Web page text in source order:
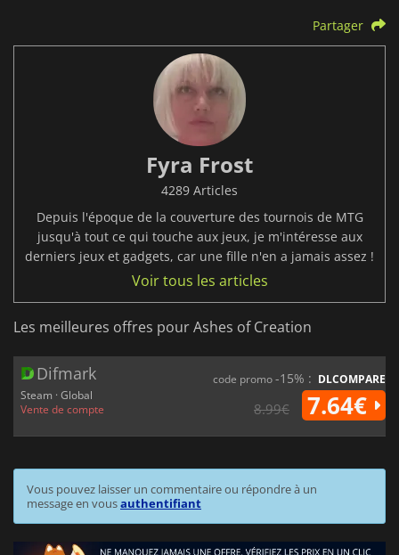
Partager
Fyra Frost
4289 Articles
Depuis l'époque de la couverture des tournois de MTG
jusqu'à tout ce qui touche aux jeux, je m'intéresse aux
derniers jeux et gadgets, car une fille n'en a jamais assez !
Voir tous les articles
Les meilleures offres pour Ashes of Creation
Difmark
Steam · Global
Vente de compte
code promo-15% : DLCOMPARE
8.99€ 7.64€
Vous pouvez laisser un commentaire ou répondre à un
message en vousauthentifiant